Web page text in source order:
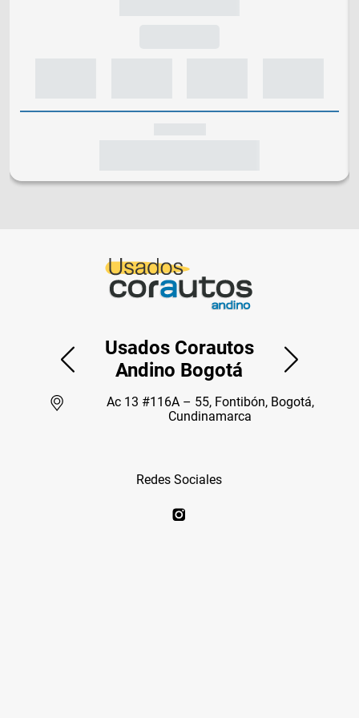
Usados Corautos
Andino Bogotá
Ac 13 #116A – 55, Fontibón, Bogotá,
Cundinamarca
Redes Sociales